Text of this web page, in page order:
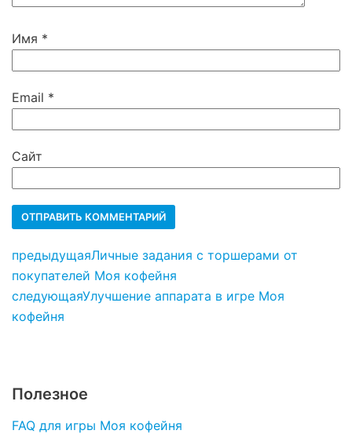
Имя *
Email *
Сайт
предыдущаяЛичные задания с торшерами от
покупателей Моя кофейня
следующаяУлучшение аппарата в игре Моя
кофейня
Полезное
FAQ для игры Моя кофейня